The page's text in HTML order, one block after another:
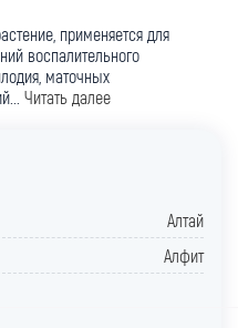
применя­ется для
воспали­тельного
маточ­ных
Читать далее
Алтай
Алфит